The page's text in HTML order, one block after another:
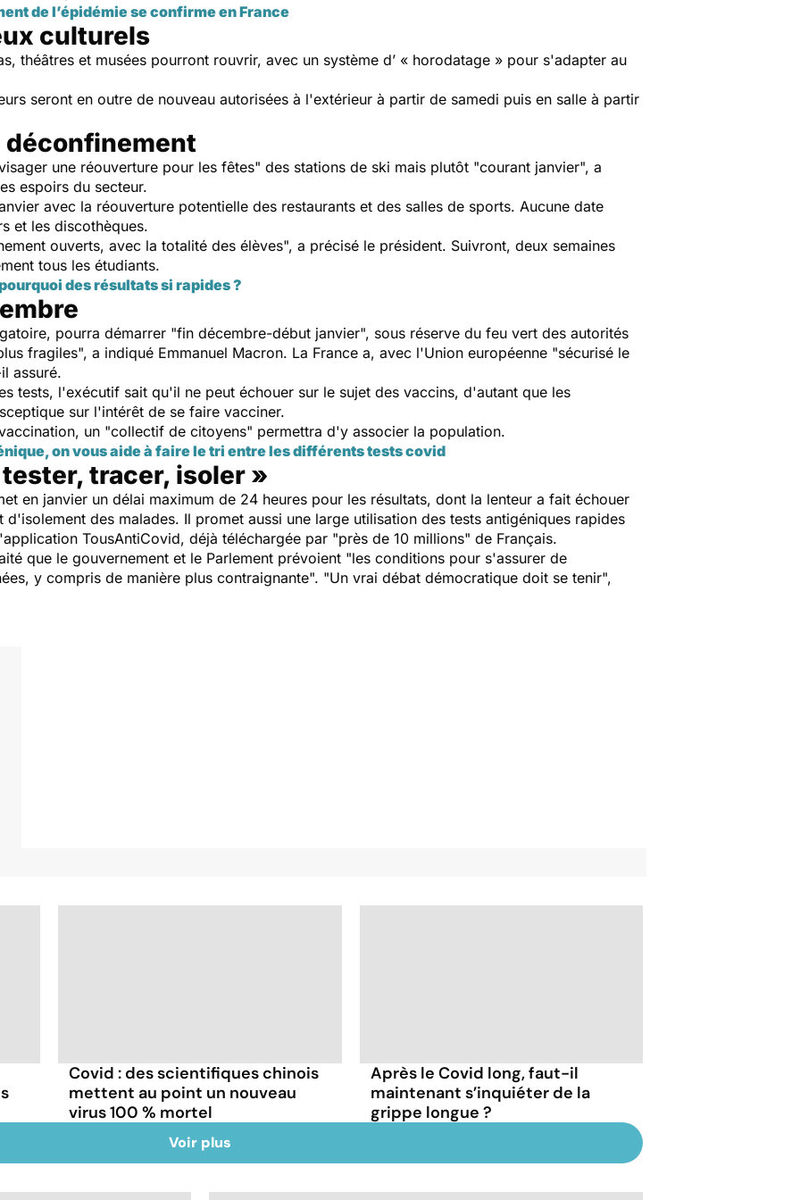
de l’épidémie se confirme en France
culturels
théâtres et musées pourront rouvrir, avec un système d’ « horodatage » pour s'adapter au
seront en outre de nouveau autorisées à l'extérieur à partir de samedi puis en salle à partir
déconfinement
une réouverture pour les fêtes" des stations de ski mais plutôt "courant janvier", a
espoirs du secteur.
avec la réouverture potentielle des restaurants et des salles de sports. Aucune date
et les discothèques.
ouverts, avec la totalité des élèves", a précisé le président. Suivront, deux semaines
tous les étudiants.
des résultats si rapides ?
pourra démarrer "fin décembre-début janvier", sous réserve du feu vert des autorités
fragiles", a indiqué Emmanuel Macron. La France a, avec l'Union européenne "sécurisé le
assuré.
tests, l'exécutif sait qu'il ne peut échouer sur le sujet des vaccins, d'autant que les
sur l'intérêt de se faire vacciner.
un "collectif de citoyens" permettra d'y associer la population.
on vous aide à faire le tri entre les différents tests covid
tracer, isoler »
en janvier un délai maximum de 24 heures pour les résultats, dont la lenteur a fait échouer
des malades. Il promet aussi une large utilisation des tests antigéniques rapides
TousAntiCovid, déjà téléchargée par "près de 10 millions" de Français.
que le gouvernement et le Parlement prévoient "les conditions pour s'assurer de
y compris de manière plus contraignante". "Un vrai débat démocratique doit se tenir",
Covid : des scientifiques chinois
mettent au point un nouveau
virus 100 % mortel
Après le Covid long, faut-il
maintenant s’inquiéter de la
grippe longue ?
Voir plus